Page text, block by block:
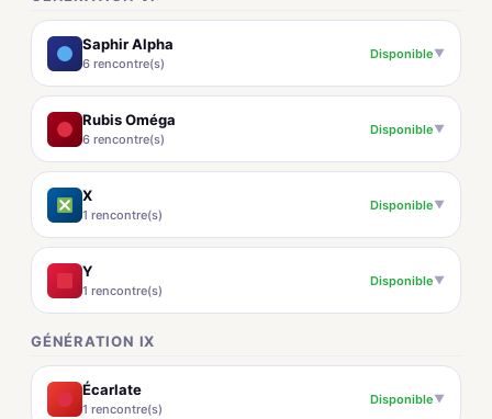
Saphir Alpha
6 rencontre(s)
Disponible▼
Rubis Oméga
6 rencontre(s)
Disponible▼
X
1 rencontre(s)
Disponible▼
Y
1 rencontre(s)
Disponible▼
GÉNÉRATION IX
Écarlate
1 rencontre(s)
Disponible▼